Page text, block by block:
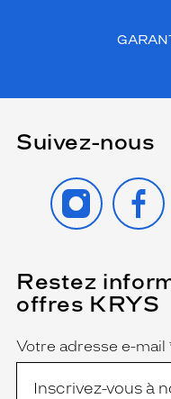
Suivez-nous
INSTAGRAM
Restez
offres KRYS
Name
Votre adresse e-mail
(Ce
champ
est
obligatoire)